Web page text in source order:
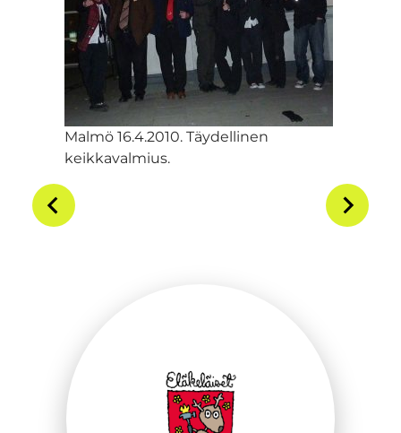
Malmö 16.4.2010. Täydellinen
keikkavalmius.